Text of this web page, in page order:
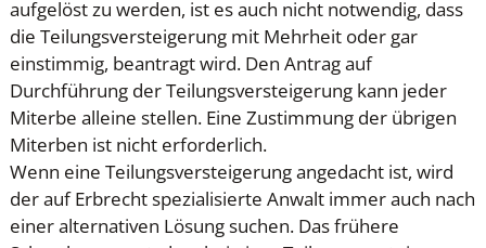
aufgelöst zu werden, ist es auch nicht notwendig, dass
die Teilungsversteigerung mit Mehrheit oder gar
einstimmig, beantragt wird. Den Antrag auf
Durchführung der Teilungsversteigerung kann jeder
Miterbe alleine stellen. Eine Zustimmung der übrigen
Miterben ist nicht erforderlich.
Wenn eine Teilungsversteigerung angedacht ist, wird
der auf Erbrecht spezialisierte Anwalt immer auch nach
einer alternativen Lösung suchen. Das frühere